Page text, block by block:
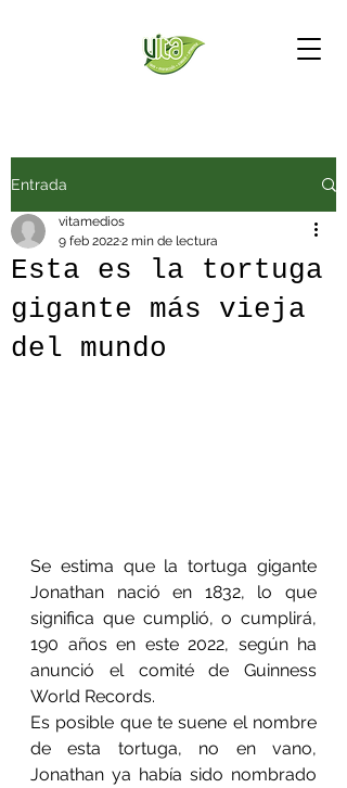
Entrada
Esta es la tortuga
gigante más vieja
del mundo
vitamedios
9 feb 20222 min de lectura
Se estima que la tortuga gigante
Jonathan nació en 1832, lo que
significa que cumplió, o cumplirá,
190 años en este 2022, según ha
anunció el comité de Guinness
World Records.
Es posible que te suene el nombre
de esta tortuga, no en vano,
Jonathan ya había sido nombrado